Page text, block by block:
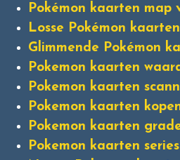
Pokémon kaarten map
Losse Pokémon
Glimmende Pokémon
Pokemon kaarten
Pokemon kaarten
Pokemon kaarten
Pokemon kaarten
Pokemon kaarten series